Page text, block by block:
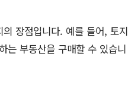
장점입니다. 예를 들어, 토지
는 부동산을 구매할 수 있습니